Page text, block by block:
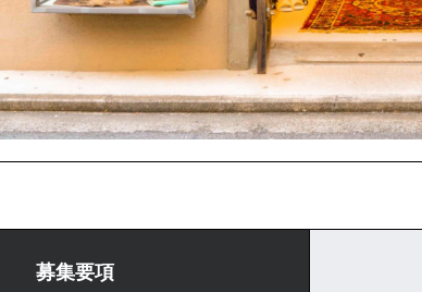
募集要項